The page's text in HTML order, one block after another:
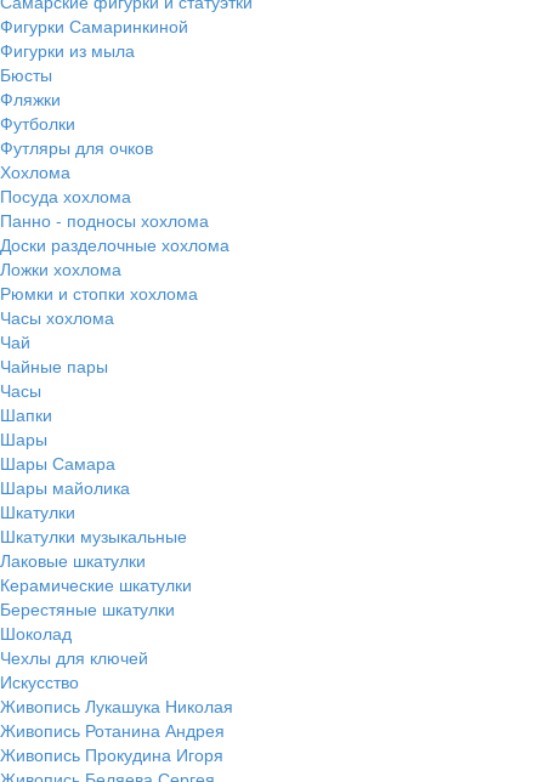
Фигурки Самаринкиной
Фигурки из мыла
Бюсты
Фляжки
Футболки
Футляры для очков
Хохлома
Посуда хохлома
Панно - подносы хохлома
Доски разделочные хохлома
Ложки хохлома
Рюмки и стопки хохлома
Часы хохлома
Чай
Чайные пары
Часы
Шапки
Шары
Шары Самара
Шары майолика
Шкатулки
Шкатулки музыкальные
Лаковые шкатулки
Керамические шкатулки
Берестяные шкатулки
Шоколад
Чехлы для ключей
Искусство
Живопись Лукашука Николая
Живопись Ротанина Андрея
Живопись Прокудина Игоря